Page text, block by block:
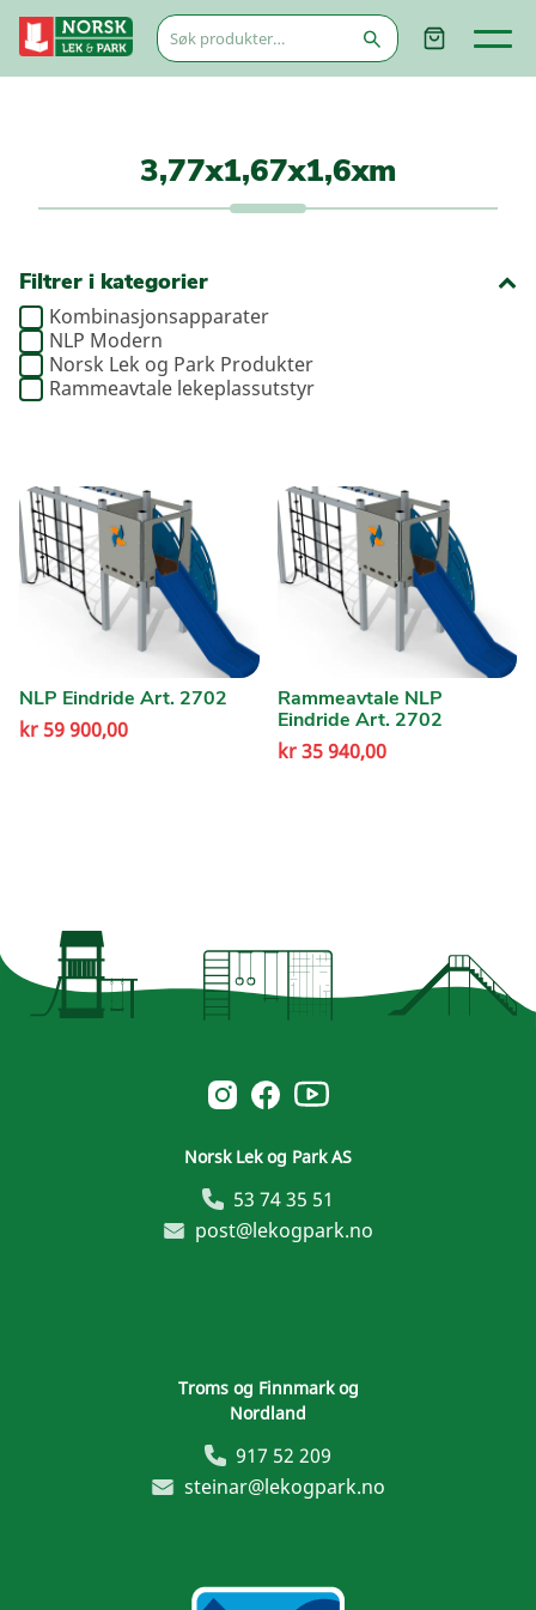
Søk
etter:
3,77x1,67x1,6xm
Filtrer i kategorier
Kombinasjonsapparater
NLP Modern
Norsk Lek og Park Produkter
Rammeavtale lekeplassutstyr
NLP Eindride Art. 2702
kr 59 900,00
Rammeavtale NLP
Eindride Art. 2702
kr35 940,00
Norsk Leg & Park instagram
Norsk Leg & Park facebook
Norsk Leg & Park youtube
Norsk Lek og Park AS
53 74 35 51
post@lekogpark.no
Troms og Finnmark og
Nordland
917 52 209
steinar@lekogpark.no